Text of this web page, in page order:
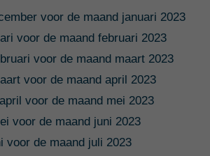
voor de maand januari 2023
voor de maand februari 2023
voor de maand maart 2023
voor de maand april 2023
voor de maand mei 2023
voor de maand juni 2023
voor de maand juli 2023